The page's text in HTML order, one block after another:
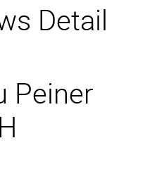
Detail
Peiner